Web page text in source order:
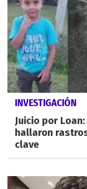
INVESTIGACIÓN
Juicio por
hallaron
clave